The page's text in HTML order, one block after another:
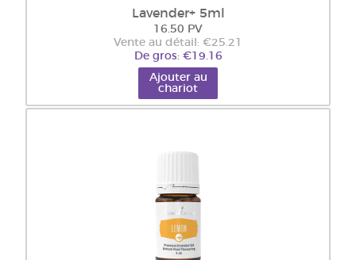
Lavender+ 5ml
16.50 PV
Vente au détail: €25.21
De gros: €19.16
Ajouter au
chariot